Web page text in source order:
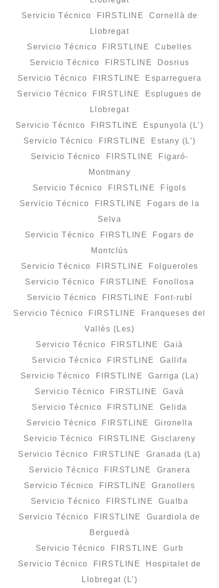
Servicio Técnico FIRSTLINE Cornellà de
Llobregat
Servicio Técnico FIRSTLINE Cubelles
Servicio Técnico FIRSTLINE Dosrius
Servicio Técnico FIRSTLINE Esparreguera
Servicio Técnico FIRSTLINE Esplugues de
Llobregat
Servicio Técnico FIRSTLINE Espunyola (L’)
Servicio Técnico FIRSTLINE Estany (L’)
Servicio Técnico FIRSTLINE Figaró-
Montmany
Servicio Técnico FIRSTLINE Fígols
Servicio Técnico FIRSTLINE Fogars de la
Selva
Servicio Técnico FIRSTLINE Fogars de
Montclús
Servicio Técnico FIRSTLINE Folgueroles
Servicio Técnico FIRSTLINE Fonollosa
Servicio Técnico FIRSTLINE Font-rubí
Servicio Técnico FIRSTLINE Franqueses del
Vallès (Les)
Servicio Técnico FIRSTLINE Gaià
Servicio Técnico FIRSTLINE Gallifa
Servicio Técnico FIRSTLINE Garriga (La)
Servicio Técnico FIRSTLINE Gavà
Servicio Técnico FIRSTLINE Gelida
Servicio Técnico FIRSTLINE Gironella
Servicio Técnico FIRSTLINE Gisclareny
Servicio Técnico FIRSTLINE Granada (La)
Servicio Técnico FIRSTLINE Granera
Servicio Técnico FIRSTLINE Granollers
Servicio Técnico FIRSTLINE Gualba
Servicio Técnico FIRSTLINE Guardiola de
Berguedà
Servicio Técnico FIRSTLINE Gurb
Servicio Técnico FIRSTLINE Hospitalet de
Llobregat (L’)